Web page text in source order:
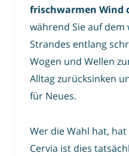
frischwarmen Wind
während Sie auf dem
Strandes entlang
Wogen und Wellen
Alltag zurücksinken
für Neues.
Wer die Wahl hat,
Cervia ist dies